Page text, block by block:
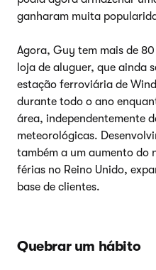
ganharam muita
Agora, Guy tem mais de
loja de aluguer, que ainda
estação ferroviária de
durante todo o ano
área, independentemente
meteorológicas.
também a um aumento do
férias no Reino Unido,
base de clientes.
Quebrar um hábito